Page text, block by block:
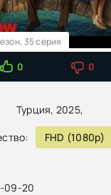
Турция, 2025,
FHD (1080p)
35 серия
0 0
09-20